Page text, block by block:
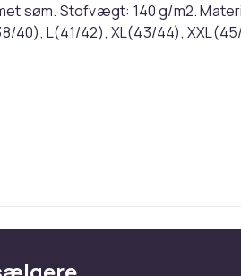
søm. Stofvægt: 140 g/m2.
40), L(41/42), XL(43/44),